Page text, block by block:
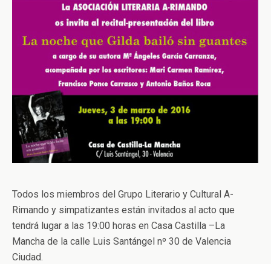
Todos los miembros del Grupo Literario y Cultural A-
Rimando y simpatizantes están invitados al acto que
tendrá lugar a las 19:00 horas en Casa Castilla –La
Mancha de la calle Luis Santángel nº 30 de Valencia
Ciudad.